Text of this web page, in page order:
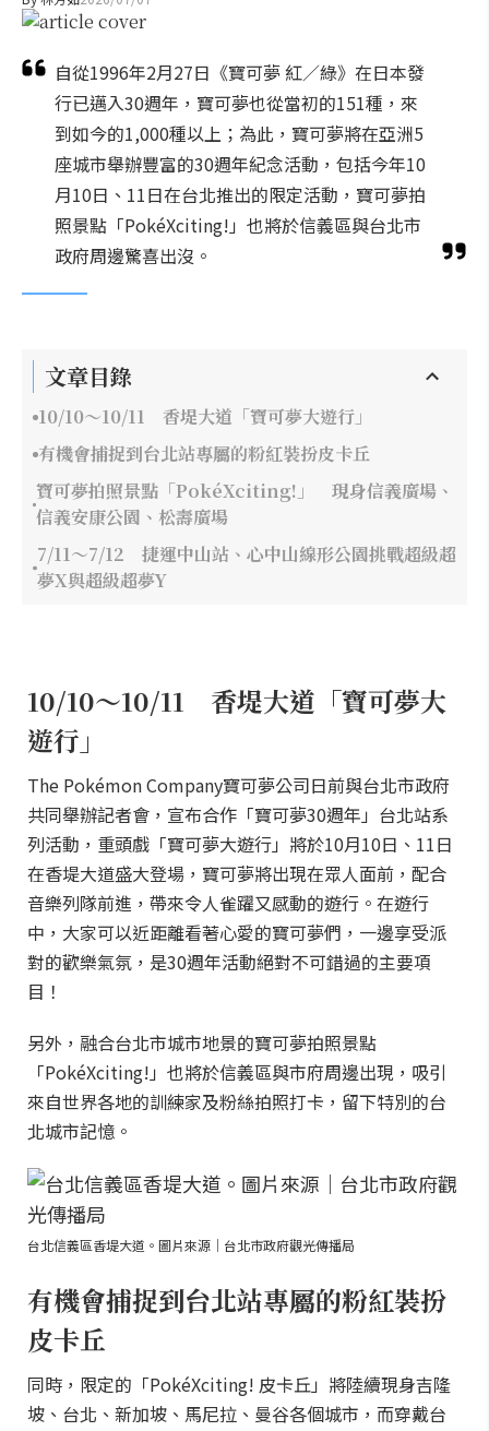
自從1996年2月27日《寶可夢 紅／綠》在日本發
行已邁入30週年，寶可夢也從當初的151種，來
到如今的1,000種以上；為此，寶可夢將在亞洲5
座城市舉辦豐富的30週年紀念活動，包括今年10
月10日、11日在台北推出的限定活動，寶可夢拍
照景點「PokéXciting!」也將於信義區與台北市
政府周邊驚喜出沒。
文章目錄
10/10～10/11 香堤大道「寶可夢大遊行」
有機會捕捉到台北站專屬的粉紅裝扮皮卡丘
寶可夢拍照景點「PokéXciting!」 現身信義廣場、
信義安康公園、松壽廣場
7/11～7/12 捷運中山站、心中山線形公園挑戰超級超
夢X與超級超夢Y
10/10～10/11 香堤大道「寶可夢大
遊行」
The Pokémon Company寶可夢公司日前與台北市政府
共同舉辦記者會，宣布合作「寶可夢30週年」台北站系
列活動，重頭戲「寶可夢大遊行」將於10月10日、11日
在香堤大道盛大登場，寶可夢將出現在眾人面前，配合
音樂列隊前進，帶來令人雀躍又感動的遊行。在遊行
中，大家可以近距離看著心愛的寶可夢們，一邊享受派
對的歡樂氣氛，是30週年活動絕對不可錯過的主要項
目！
另外，融合台北市城市地景的寶可夢拍照景點
「PokéXciting!」也將於信義區與市府周邊出現，吸引
來自世界各地的訓練家及粉絲拍照打卡，留下特別的台
北城市記憶。
台北信義區香堤大道。圖片來源｜台北市政府觀光傳播局
有機會捕捉到台北站專屬的粉紅裝扮
皮卡丘
同時，限定的「PokéXciting! 皮卡丘」將陸續現身吉隆
坡、台北、新加坡、馬尼拉、曼谷各個城市，而穿戴台